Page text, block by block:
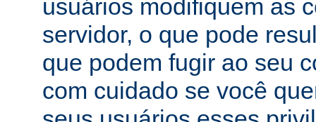
usuários modifiquem as
servidor, o que pode
que podem fugir ao seu
com cuidado se você